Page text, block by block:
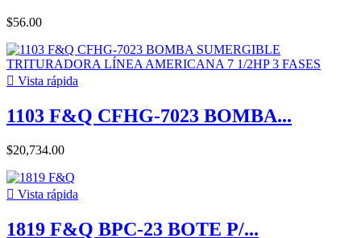
$56.00
 Vista rápida
1103 F&Q CFHG-7023 BOMBA...
$20,734.00
 Vista rápida
1819 F&Q BPC-23 BOTE P/...